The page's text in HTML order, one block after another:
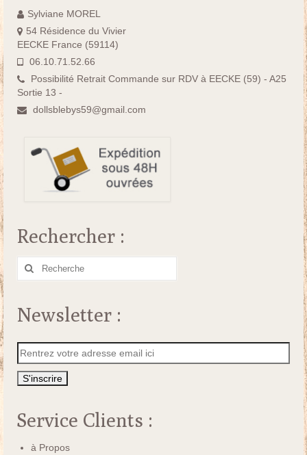
Sylviane MOREL
54 Résidence du Vivier
EECKE France (59114)
06.10.71.52.66
Possibilité Retrait Commande sur RDV à EECKE (59) - A25
Sortie 13 -
dollsblebys59@gmail.com
Rechercher :
Rechercher
Newsletter :
Service Clients :
à Propos